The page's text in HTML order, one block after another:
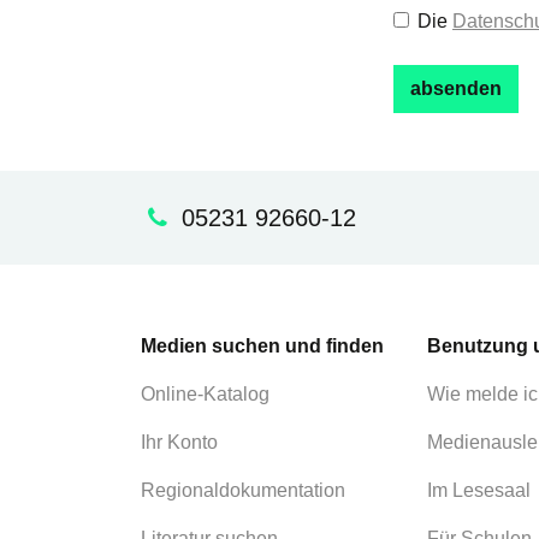
Die
05231 92660-12
Medien suchen und finden
Online-Katalog
Ihr Konto
Regionaldokumentation
Benutzung
Wie melde
Im Lesesaal